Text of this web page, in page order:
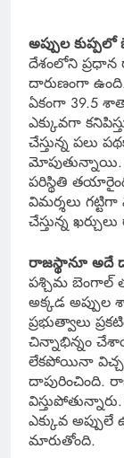
అప్పుల
దేశంలోని ప్రధాన
దారుణంగా ఉంది.
ఏకంగా 39.5
ఎక్కువగా
చేస్తున్న పలు
మోపుతున్నాయి.
పరిస్థితి
విమర్శలు
చేస్తున్న
రాజస్థానూ అదే
పశ్చిమ బెంగాల్
అక్కడ అప్పుల
ప్రభుత్వాలు
చిన్నాభిన్నం
లేకపోయినా
దాపురించింది.
ఎక్కువ అప్పులే
మారుతోంది.